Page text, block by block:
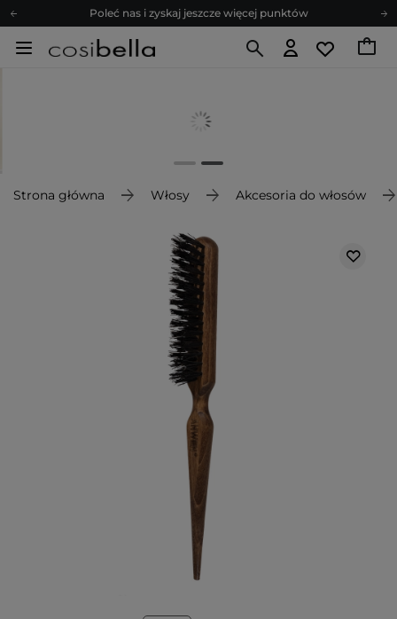
Poleć nas i zyskaj jeszcze więcej punktów
Zapisz się na newsletter pełen porad
Poleć nas i zyskaj jeszcze więcej punktów
Strona główna Włosy Akcesoria do włosów